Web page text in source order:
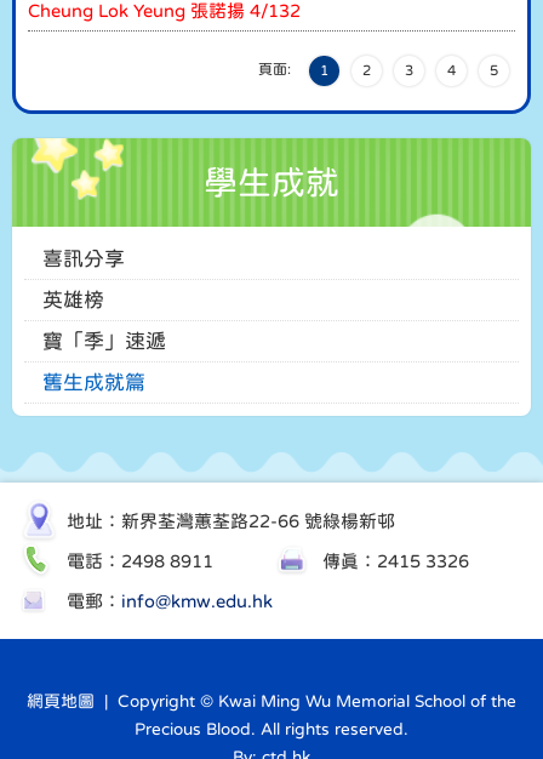
Cheung Lok Yeung 張諾揚 4/132
頁面: 1 2 3 4 5
學生成就
喜訊分享
英雄榜
寶「季」速遞
舊生成就篇
地址：新界荃灣蕙荃路22-66 號綠楊新邨
電話：2498 8911 傳真：2415 3326
電郵： info@kmw.edu.hk
網頁地圖 | Copyright © Kwai Ming Wu Memorial School of the
Precious Blood. All rights reserved.